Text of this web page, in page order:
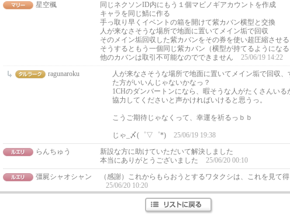
星空楓
同じネクソンID内にもう１個マビノギアカウントを作成
キャラを同じ鯖に作る
手っ取り早くイベントの箱を開けて紫カバン横型と交換
人が来なさそうな場所で地面に置いてメイン垢で回収
そのメイン垢回収した紫カバンをその券を使い超圧縮させる
そうするともう一個同じ紫カバン（横型が持てるようになる
他のカバンは取引不可能なのでできません
25/06/19 14:22
ragunaroku
人が来なさそうな場所で地面に置いてメイン垢で回収、
た方がいいんじゃないかなっ？
1CHのダンバートンになら、暇そうな人がたくさんいる
協力してくださいと声かければいけると思うっ。
こうご期待じゃなくって、幸運を祈るっｂｂ
じゃ_〆(゜▽゜*)
25/06/19 19:38
らんちゅう
新設な方に助けていただいて解決しました
本当にありがとうございました
25/06/20 00:10
彊屍シャオシャン
（感謝）これからもらおうとするワタクシは、これを見て得
25/06/20 10:20